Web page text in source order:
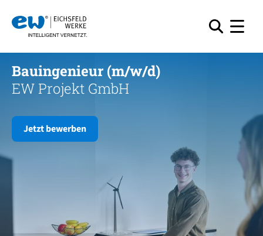
Bauingenieur (m/w/d)
EW Projekt GmbH
Jetzt bewerben